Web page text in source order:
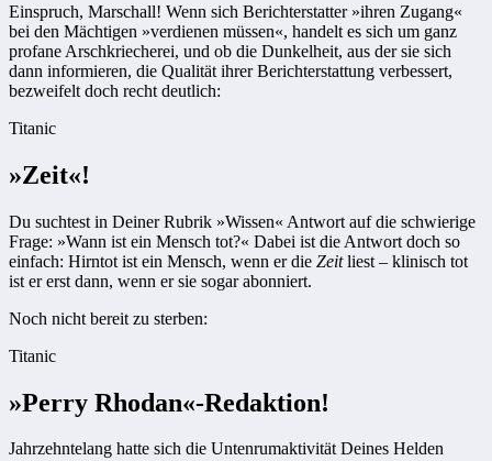
Einspruch, Marschall! Wenn sich Berichterstatter »ihren Zugang«
bei den Mächtigen »verdienen müssen«, handelt es sich um ganz
profane Arschkriecherei, und ob die Dunkelheit, aus der sie sich
dann informieren, die Qualität ihrer Berichterstattung verbessert,
bezweifelt doch recht deutlich:
Titanic
»Zeit«!
Du suchtest in Deiner Rubrik »Wissen« Antwort auf die schwierige
Frage: »Wann ist ein Mensch tot?« Dabei ist die Antwort doch so
einfach: Hirntot ist ein Mensch, wenn er die Zeitliest – klinisch tot
ist er erst dann, wenn er sie sogar abonniert.
Noch nicht bereit zu sterben:
Titanic
»Perry Rhodan«-Redaktion!
Jahrzehntelang hatte sich die Untenrumaktivität Deines Helden